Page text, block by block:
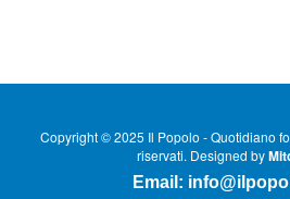
Copyright © 2025 Il Popolo - Quotidiano
riservati. Designed by
Email: